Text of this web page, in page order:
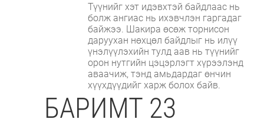
Түүнийг хэт идэвхтэй байдлаас нь
болж ангиас нь ихэвчлэн гаргадаг
байжээ. Шакира өсөж торнисон
даруухан нөхцөл байдлыг нь илүү
үнэлүүлэхийн тулд аав нь түүнийг
орон нутгийн цэцэрлэгт хүрээлэнд
аваачиж, тэнд амьдардаг өнчин
хүүхдүүдийг харж болох байв.
БАРИМТ 23